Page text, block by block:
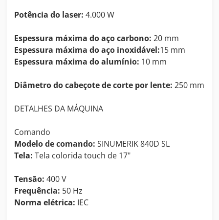
Potência do laser: 4.000 W
Espessura máxima do aço carbono: 20 mm
Espessura máxima do aço inoxidável:15 mm
Espessura máxima do alumínio: 10 mm
Diâmetro do cabeçote de corte por lente: 250 mm
DETALHES DA MÁQUINA
Comando
Modelo de comando: SINUMERIK 840D SL
Tela: Tela colorida touch de 17"
Tensão: 400 V
Frequência: 50 Hz
Norma elétrica: IEC